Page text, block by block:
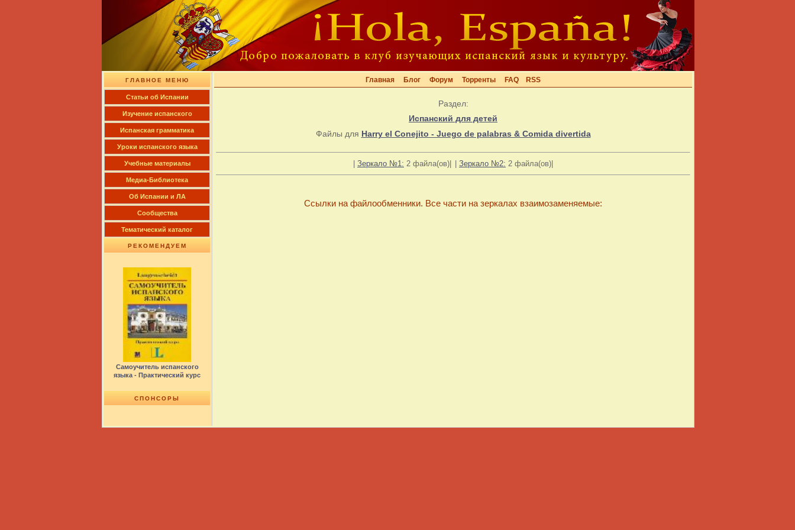
ГЛАВНОЕ МЕНЮ
Cтатьи об Испании
Изучение испанского
Испанская грамматика
Уроки испанского языка
Учебные материалы
Медиа-Библиотека
Об Испании и ЛА
Сообщества
Тематический каталог
РЕКОМЕНДУЕМ
Самоучитель испанского
языка - Практический курс
СПОНСОРЫ
Главная Блог Форум Торренты FAQ RSS
Раздел:
Испанский для детей
Файлы для Harry el Conejito - Juego de palabras & Comida divertida
Зеркало №1: 2 файла(ов)| Зеркало №2: 2 файла(ов)|
Ссылки на файлообменники. Все части на зеркалах взаимозаменяемые: